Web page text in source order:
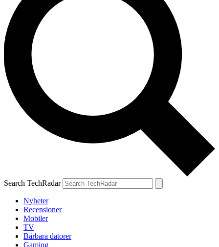
Search TechRadar
Nyheter
Recensioner
Mobiler
TV
Bärbara datorer
Gaming